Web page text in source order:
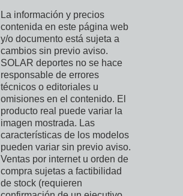
La información y precios
contenida en este página web
y/o documento está sujeta a
cambios sin previo aviso.
SOLAR deportes no se hace
responsable de errores
técnicos o editoriales u
omisiones en el contenido. El
producto real puede variar la
imagen mostrada. Las
características de los modelos
pueden variar sin previo aviso.
Ventas por internet u orden de
compra sujetas a factibilidad
de stock (requieren